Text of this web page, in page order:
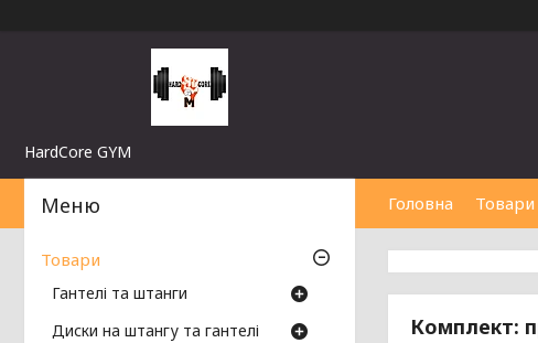
HardCore GYM
Головна Товари
Комплект:
Товари
Гантелі та штанги
Диски на штангу та гантелі